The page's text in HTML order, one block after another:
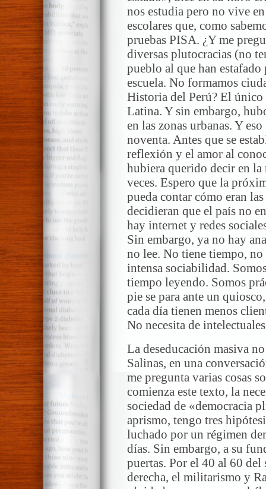
nos estudia pero no vive
escolares que, como
pruebas PISA. ¿Y me
diversas plutocracias (no
pueblo al que han
escuela. No formamos
Historia del Perú? El
Latina. Y sin embargo,
en las zonas urbanas. Y
noventa. Antes que se
reflexión y el amor al
hubiera querido decir en
veces. Espero que la
pueda contar cómo eran
decidieran que el país no
hay internet y redes
Sin embargo, ya no hay
no lee. No tiene tiempo, no
intensa sociabilidad.
tiempo leyendo. Somos
pie se para ante un
cada día tienen menos
No necesita de
La deseducación masiva
Salinas, en una
me pregunta varias cosas
comienza este texto, la
sociedad de «democracia
aprismo, tengo tres
luchado por un régimen
días. Sin embargo, a su
puertas. Por el 40 al 60
derecha, el militarismo y